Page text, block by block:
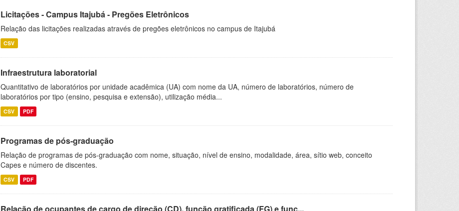
Licitações - Campus Itajubá - Pregões Eletrônicos
Relação das licitações realizadas através de pregões eletrônicos no campus de Itajubá
CSV
Infraestrutura laboratorial
Quantitativo de laboratórios por unidade acadêmica (UA) com nome da UA, número de laboratórios, número de
laboratórios por tipo (ensino, pesquisa e extensão), utilização média...
CSV PDF
Programas de pós-graduação
Relação de programas de pós-graduação com nome, situação, nível de ensino, modalidade, área, sítio web, conceito
Capes e número de discentes.
CSV PDF